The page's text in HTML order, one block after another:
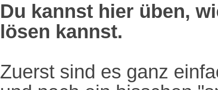
Du kannst hier üben,
lösen kannst.
Zuerst sind es ganz